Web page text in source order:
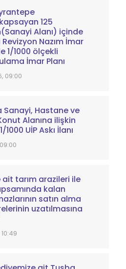
125
Alanı) içinde
Nazım İmar
1/1000 ölçekli
İmar Planı
09:00
Sanayi, Hastane ve
Alanına ilişkin
1000 UİP Askı İlanı
ait tarım arazileri ile
kalan
satın alma
uzatılmasına